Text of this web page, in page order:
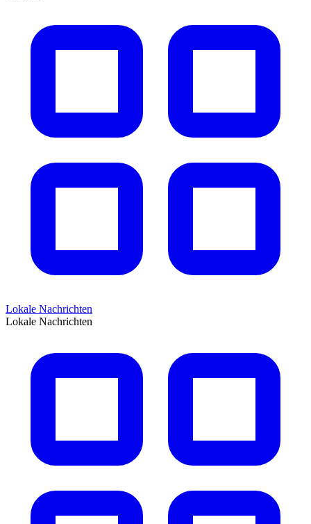
Lokale Nachrichten
Lokale Nachrichten